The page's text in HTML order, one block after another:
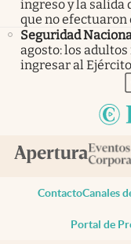
ingreso y la salida
que no
Seguridad
agosto: los
ingresar al
ContactoCanales
Portal de